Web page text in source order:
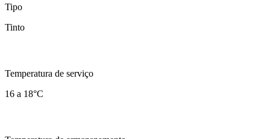
Tipo
Tinto
Temperatura de serviço
16 a 18°C